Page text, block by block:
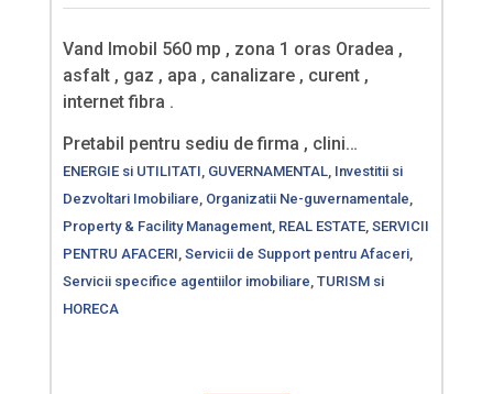
Vand Imobil 560 mp , zona 1 oras Oradea ,
asfalt , gaz , apa , canalizare , curent ,
internet fibra .
Pretabil pentru sediu de firma , clini…
ENERGIE si UTILITATI GUVERNAMENTAL Investitii si
Dezvoltari Imobiliare Organizatii Ne-guvernamentale
Property & Facility Management REAL ESTATE SERVICII
PENTRU AFACERI Servicii de Support pentru Afaceri
Servicii specifice agentiilor imobiliare TURISM si
HORECA